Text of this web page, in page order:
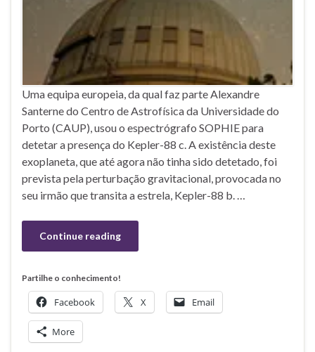
Uma equipa europeia, da qual faz parte Alexandre
Santerne do Centro de Astrofísica da Universidade do
Porto (CAUP), usou o espectrógrafo SOPHIE para
detetar a presença do Kepler-88 c. A existência deste
exoplaneta, que até agora não tinha sido detetado, foi
prevista pela perturbação gravitacional, provocada no
seu irmão que transita a estrela, Kepler-88 b. …
Continue reading
Partilhe o conhecimento!
Facebook X Email
More